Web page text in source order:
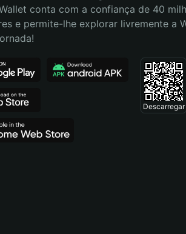
conta com a confiança de 40
e permite-lhe explorar livremente a
Descarregar